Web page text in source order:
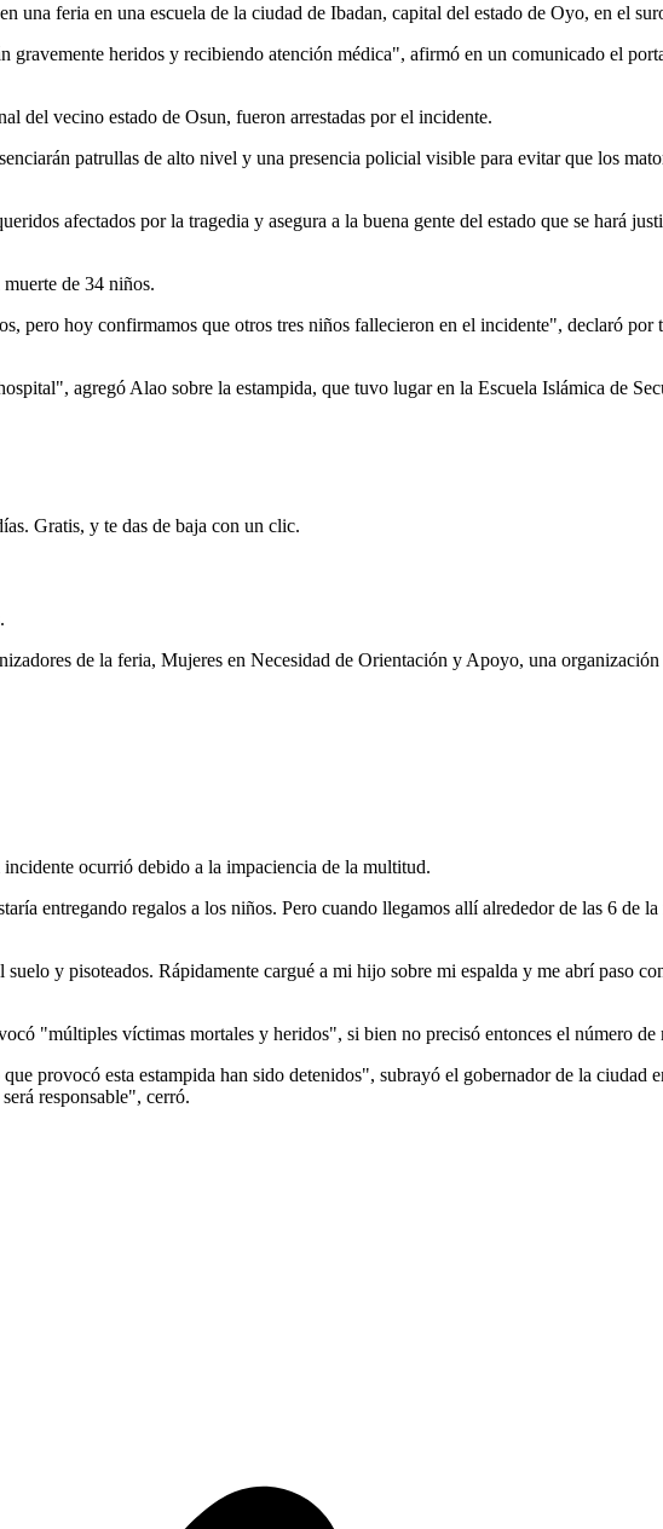
feria en una escuela de la ciudad de Ibadan, capital del estado de Oyo, en el
gravemente heridos y recibiendo atención médica", afirmó en un comunicado el
del vecino estado de Osun, fueron arrestadas por el incidente.
patrullas de alto nivel y una presencia policial visible para evitar que los
afectados por la tragedia y asegura a la buena gente del estado que se hará
de 34 niños.
pero hoy confirmamos que otros tres niños fallecieron en el incidente", declaró
agregó Alao sobre la estampida, que tuvo lugar en la Escuela Islámica de
Gratis, y te das de baja con un clic.
de la feria, Mujeres en Necesidad de Orientación y Apoyo, una organización
ocurrió debido a la impaciencia de la multitud.
entregando regalos a los niños. Pero cuando llegamos allí alrededor de las 6 de
y pisoteados. Rápidamente cargué a mi hijo sobre mi espalda y me abrí paso
"múltiples víctimas mortales y heridos", si bien no precisó entonces el número de
provocó esta estampida han sido detenidos", subrayó el gobernador de la ciudad
responsable", cerró.